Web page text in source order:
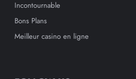
Incontournable
Bons Plans
Meilleur casino en ligne